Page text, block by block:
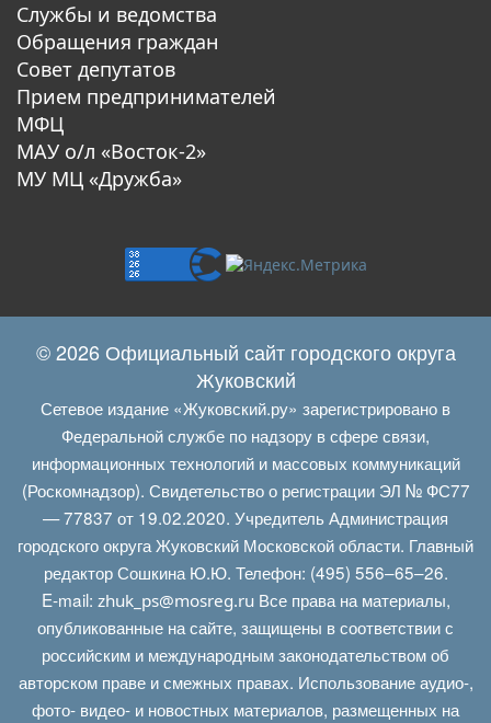
Службы и ведомства
Обращения граждан
Совет депутатов
Прием предпринимателей
МФЦ
МАУ о/л «Восток-2»
МУ МЦ «Дружба»
© 2026 Официальный сайт городского округа
Жуковский
Сетевое издание «Жуковский.ру» зарегистрировано в
Федеральной службе по надзору в сфере связи,
информационных технологий и массовых коммуникаций
(Роскомнадзор). Свидетельство о регистрации ЭЛ № ФС77
— 77837 от 19.02.2020. Учредитель Администрация
городского округа Жуковский Московской области. Главный
редактор Сошкина Ю.Ю. Телефон: (495) 556–65–26.
E‑mail: zhuk_ps@mosreg.ruВсе права на материалы,
опубликованные на сайте, защищены в соответствии с
российским и международным законодательством об
авторском праве и смежных правах. Использование аудио-,
фото- видео- и новостных материалов, размещенных на